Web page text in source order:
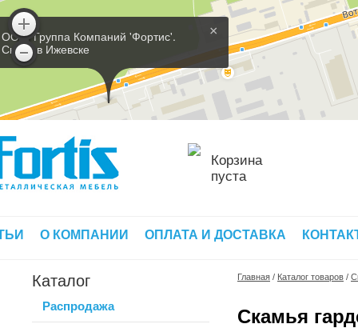
×
ООО 'Группа Компаний 'Фортис'.
Склад в Ижевске
Корзина
пуста
О КОМПАНИИ ОПЛАТА И ДОСТАВКА
Каталог
Распродажа
Главная / Каталог товаров /
Скамья